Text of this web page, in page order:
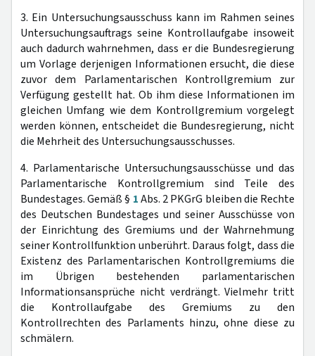
3. Ein Untersuchungsausschuss kann im Rahmen seines
Untersuchungsauftrags seine Kontrollaufgabe insoweit
auch dadurch wahrnehmen, dass er die Bundesregierung
um Vorlage derjenigen Informationen ersucht, die diese
zuvor dem Parlamentarischen Kontrollgremium zur
Verfügung gestellt hat. Ob ihm diese Informationen im
gleichen Umfang wie dem Kontrollgremium vorgelegt
werden können, entscheidet die Bundesregierung, nicht
die Mehrheit des Untersuchungsausschusses.
4. Parlamentarische Untersuchungsausschüsse und das
Parlamentarische Kontrollgremium sind Teile des
Bundestages. Gemäß § 1Abs. 2 PKGrG bleiben die Rechte
des Deutschen Bundestages und seiner Ausschüsse von
der Einrichtung des Gremiums und der Wahrnehmung
seiner Kontrollfunktion unberührt. Daraus folgt, dass die
Existenz des Parlamentarischen Kontrollgremiums die
im Übrigen bestehenden parlamentarischen
Informationsansprüche nicht verdrängt. Vielmehr tritt
die Kontrollaufgabe des Gremiums zu den
Kontrollrechten des Parlaments hinzu, ohne diese zu
schmälern.